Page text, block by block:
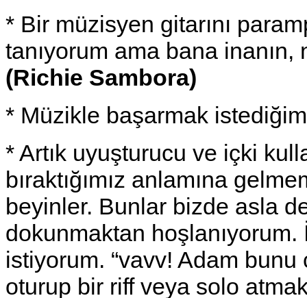
* Bir müzisyen gitarını
tanıyorum ama bana
(Richie Sambora)
* Müzikle başarmak
* Artık uyuşturucu ve içki
bıraktığımız anlamına
beyinler. Bunlar bizde asla
dokunmaktan
istiyorum. “vavv! Adam
oturup bir riff veya solo